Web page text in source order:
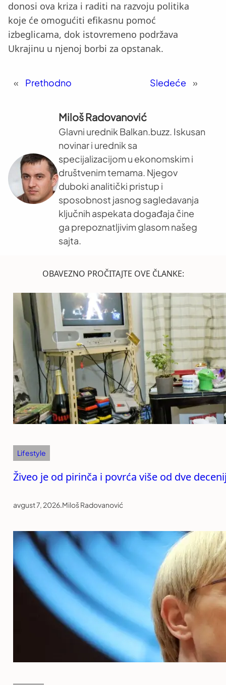
donosi ova kriza i raditi na razvoju politika
koje će omogućiti efikasnu pomoć
izbeglicama, dok istovremeno podržava
Ukrajinu u njenoj borbi za opstanak.
« Prethodno Sledeće »
Miloš Radovanović
Glavni urednik Balkan.buzz. Iskusan
novinar i urednik sa
specijalizacijom u ekonomskim i
društvenim temama. Njegov
duboki analitički pristup i
sposobnost jasnog sagledavanja
ključnih aspekata događaja čine
ga prepoznatljivim glasom našeg
sajta.
OBAVEZNO PROČITAJTE OVE ČLANKE:
Lifestyle
Živeo je od pirinča i povrća više od dve
avgust 7, 2026.Miloš Radovanović